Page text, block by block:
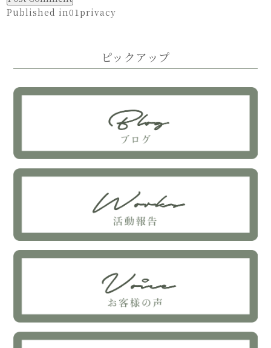
Published in01privacy
ピックアップ